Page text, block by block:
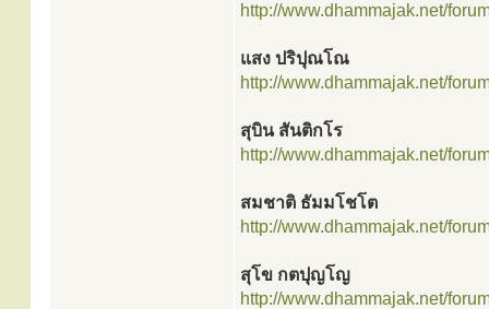
http://www.dhammajak.net/
แสง ปริปุณโณ
http://www.dhammajak.net/
สุบิน สันติกโร
http://www.dhammajak.net/
สมชาติ ธัมมโชโต
http://www.dhammajak.net/
สุโข กตปุญโญ
http://www.dhammajak.net/